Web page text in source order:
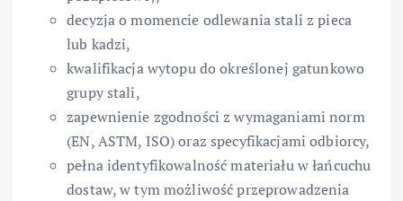
decyzja o momencie odlewania stali z pieca
lub kadzi,
kwalifikacja wytopu do określonej gatunkowo
grupy stali,
zapewnienie zgodności z wymaganiami norm
(EN, ASTM, ISO) oraz specyfikacjami odbiorcy,
pełna identyfikowalność materiału w łańcuchu
dostaw, w tym możliwość przeprowadzenia